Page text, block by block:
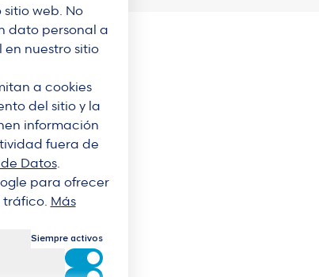
web. No
dato personal a
nuestro sitio
a cookies
del sitio y la
información
fuera de
Datos.
para ofrecer
tráfico. Más
Siempre activos
Cookies para estadísticas